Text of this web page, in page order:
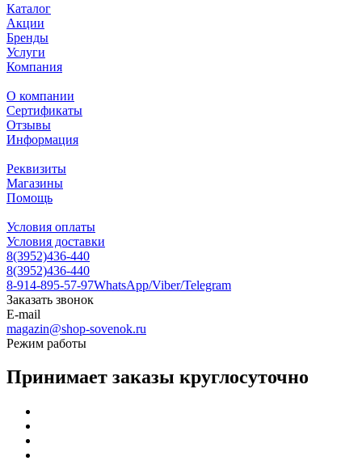
Каталог
Акции
Бренды
Услуги
Компания
О компании
Сертификаты
Отзывы
Информация
Реквизиты
Магазины
Помощь
Условия оплаты
Условия доставки
8(3952)436-440
8(3952)436-440
8-914-895-57-97WhatsApp/Viber/Telegram
Заказать звонок
E-mail
magazin@shop-sovenok.ru
Режим работы
Принимает заказы круглосуточно